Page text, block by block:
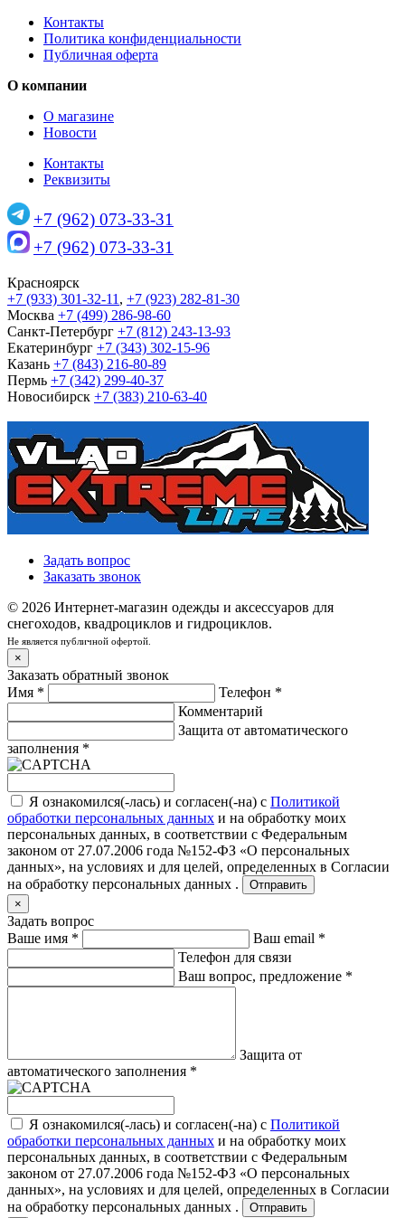
Контакты
Политика конфиденциальности
Публичная оферта
О компании
О магазине
Новости
Контакты
Реквизиты
+7 (962) 073-33-31
+7 (962) 073-33-31
Красноярск
+7 (933) 301-32-11 , +7 (923) 282-81-30
Москва +7 (499) 286-98-60
Санкт-Петербург +7 (812) 243-13-93
Екатеринбург +7 (343) 302-15-96
Казань +7 (843) 216-80-89
Пермь +7 (342) 299-40-37
Новосибирск +7 (383) 210-63-40
Задать вопрос
Заказать звонок
© 2026 Интернет-магазин одежды и аксессуаров для
снегоходов, квадроциклов и гидроциклов.
Не является публичной офертой.
×
Заказать обратный звонок
Имя * Телефон *
Комментарий
Защита от автоматического
заполнения *
Я ознакомился(-лась) и согласен(-на) с Политикой
обработки персональных данных и на обработку моих
персональных данных, в соответствии с Федеральным
законом от 27.07.2006 года №152-ФЗ «О персональных
данных», на условиях и для целей, определенных в Согласии
на обработку персональных данных .
Отправить
×
Задать вопрос
Ваше имя * Ваш email *
Телефон для связи
Ваш вопрос, предложение *
Защита от
автоматического заполнения *
Я ознакомился(-лась) и согласен(-на) с Политикой
обработки персональных данных и на обработку моих
персональных данных, в соответствии с Федеральным
законом от 27.07.2006 года №152-ФЗ «О персональных
данных», на условиях и для целей, определенных в Согласии
на обработку персональных данных .
Отправить